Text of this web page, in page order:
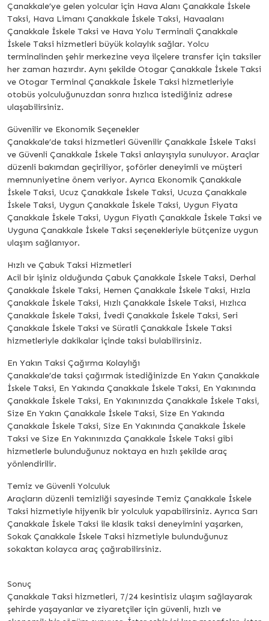
Çanakkale’ye gelen yolcular için Hava Alanı Çanakkale İskele
Taksi, Hava Limanı Çanakkale İskele Taksi, Havaalanı
Çanakkale İskele Taksi ve Hava Yolu Terminali Çanakkale
İskele Taksi hizmetleri büyük kolaylık sağlar. Yolcu
terminalinden şehir merkezine veya ilçelere transfer için taksiler
her zaman hazırdır. Aynı şekilde Otogar Çanakkale İskele Taksi
ve Otogar Terminal Çanakkale İskele Taksi hizmetleriyle
otobüs yolculuğunuzdan sonra hızlıca istediğiniz adrese
ulaşabilirsiniz.
Güvenilir ve Ekonomik Seçenekler
Çanakkale’de taksi hizmetleri Güvenilir Çanakkale İskele Taksi
ve Güvenli Çanakkale İskele Taksi anlayışıyla sunuluyor. Araçlar
düzenli bakımdan geçiriliyor, şoförler deneyimli ve müşteri
memnuniyetine önem veriyor. Ayrıca Ekonomik Çanakkale
İskele Taksi, Ucuz Çanakkale İskele Taksi, Ucuza Çanakkale
İskele Taksi, Uygun Çanakkale İskele Taksi, Uygun Fiyata
Çanakkale İskele Taksi, Uygun Fiyatlı Çanakkale İskele Taksi ve
Uyguna Çanakkale İskele Taksi seçenekleriyle bütçenize uygun
ulaşım sağlanıyor.
Hızlı ve Çabuk Taksi Hizmetleri
Acil bir işiniz olduğunda Çabuk Çanakkale İskele Taksi, Derhal
Çanakkale İskele Taksi, Hemen Çanakkale İskele Taksi, Hızla
Çanakkale İskele Taksi, Hızlı Çanakkale İskele Taksi, Hızlıca
Çanakkale İskele Taksi, İvedi Çanakkale İskele Taksi, Seri
Çanakkale İskele Taksi ve Süratli Çanakkale İskele Taksi
hizmetleriyle dakikalar içinde taksi bulabilirsiniz.
En Yakın Taksi Çağırma Kolaylığı
Çanakkale’de taksi çağırmak istediğinizde En Yakın Çanakkale
İskele Taksi, En Yakında Çanakkale İskele Taksi, En Yakınında
Çanakkale İskele Taksi, En Yakınınızda Çanakkale İskele Taksi,
Size En Yakın Çanakkale İskele Taksi, Size En Yakında
Çanakkale İskele Taksi, Size En Yakınında Çanakkale İskele
Taksi ve Size En Yakınınızda Çanakkale İskele Taksi gibi
hizmetlerle bulunduğunuz noktaya en hızlı şekilde araç
yönlendirilir.
Temiz ve Güvenli Yolculuk
Araçların düzenli temizliği sayesinde Temiz Çanakkale İskele
Taksi hizmetiyle hijyenik bir yolculuk yapabilirsiniz. Ayrıca Sarı
Çanakkale İskele Taksi ile klasik taksi deneyimini yaşarken,
Sokak Çanakkale İskele Taksi hizmetiyle bulunduğunuz
sokaktan kolayca araç çağırabilirsiniz.
Sonuç
Çanakkale Taksi hizmetleri, 7/24 kesintisiz ulaşım sağlayarak
şehirde yaşayanlar ve ziyaretçiler için güvenli, hızlı ve